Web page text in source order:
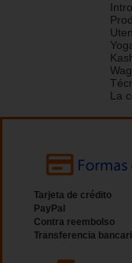
La
Tarjeta de crédito
PayPal
Contra reembolso
Transferencia